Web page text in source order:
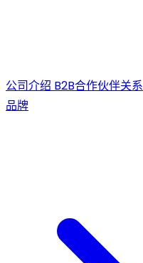
公司介绍 B2B合作伙伴关系
品牌